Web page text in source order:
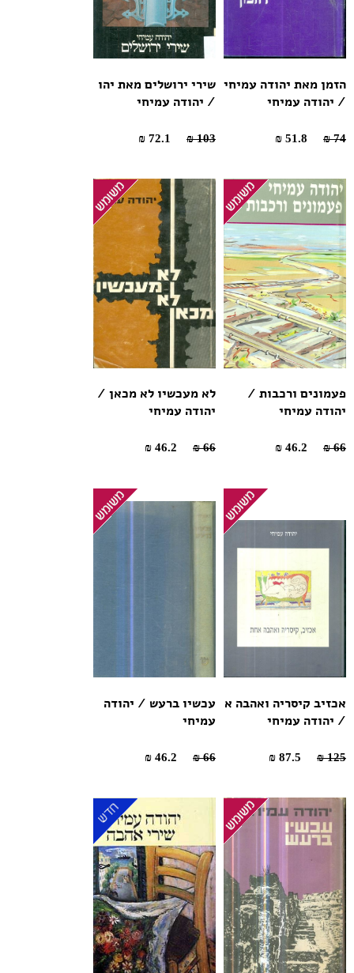
הזמן מאת יהודה עמיחי
/ יהודה עמיחי
74 ₪
שירי ירושלים מאת יהו
/ יהודה עמיחי
103 ₪
פעמונים ורכבות /
יהודה עמיחי
66 ₪
לא מעכשיו לא מכאן /
יהודה עמיחי
66 ₪
אכזיב קיסריה ואהבה א
/ יהודה עמיחי
125 ₪
עכשיו ברעש / יהודה
עמיחי
66 ₪